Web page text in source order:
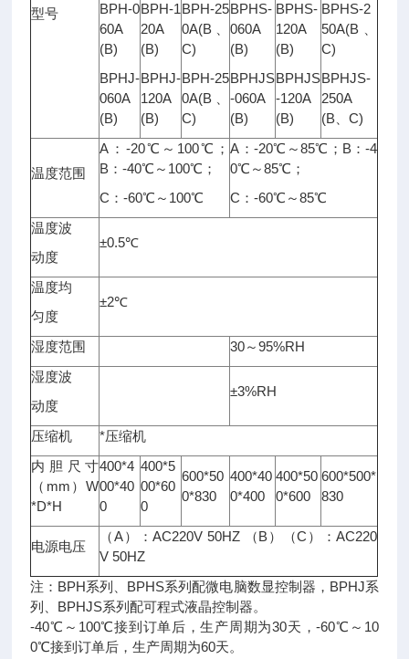
型号
BPH-0
60A
(B)
BPHJ-
060A
(B)
BPH-1
20A
(B)
BPHJ-
120A
(B)
BPH-25
0A(B、
C)
BPH-25
0A(B、
C)
BPHS-
060A
(B)
BPHJS
-060A
(B)
BPHS-
120A
(B)
BPHJS
-120A
(B)
BPHS-2
50A(B、
C)
BPHJS-
250A
(B、C)
温度范围
A：-20℃～100℃；
B：-40℃～100℃；
C：-60℃～100℃
A：-20℃～85℃；B：-4
0℃～85℃；
C：-60℃～85℃
温度波
动度
±0.5℃
温度均
匀度
±2℃
湿度范围
30～95%RH
湿度波
动度
±3%RH
压缩机
*压缩机
内胆尺寸
（mm）W
*D*H
400*4
00*40
0
400*5
00*60
0
600*50
0*830
400*40
0*400
400*50
0*600
600*500*
830
电源电压
（A）：AC220V 50HZ （B）（C）：AC220
V 50HZ
注：BPH系列、BPHS系列配微电脑数显控制器，BPHJ系
列、BPHJS系列配可程式液晶控制器。
-40℃～100℃接到订单后，生产周期为30天，-60℃～10
0℃接到订单后，生产周期为60天。